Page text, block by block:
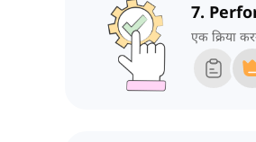
7.
एक क्रिया